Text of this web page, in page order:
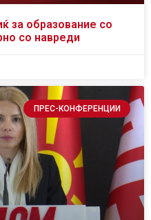
за образование со
со навреди
ПРЕС-КОНФЕРЕНЦИИ